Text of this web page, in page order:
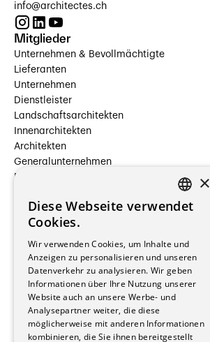
info@architectes.ch
Mitglieder
Unternehmen & Bevollmächtigte
Lieferanten
Unternehmen
Dienstleister
Landschaftsarchitekten
Innenarchitekten
Architekten
Generalunternehmen
Beauftragte Unternehmen
Hersteller/Lieferanten
Bauherrschaften
Immobilienverwaltungsgesellschaften
Stockwerkeigentum
Reportagen
Wohnungen
Renovierungen
Innere Umbauten
Gastgewerbe und Tourismus
FRENCH
×
Diese Webseite verwendet
Cookies.
Wir verwenden Cookies, um Inhalte und
Anzeigen zu personalisieren und unseren
Datenverkehr zu analysieren. Wir geben
Informationen über Ihre Nutzung unserer
Website auch an unsere Werbe- und
Analysepartner weiter, die diese
möglicherweise mit anderen Informationen
kombinieren, die Sie ihnen bereitgestellt